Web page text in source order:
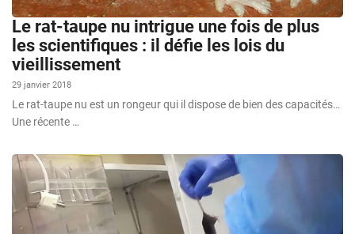
Le rat-taupe nu intrigue une fois de plus
les scientifiques : il défie les lois du
vieillissement
29 janvier 2018
Le rat-taupe nu est un rongeur qui il dispose de bien des capacités…
Une récente …